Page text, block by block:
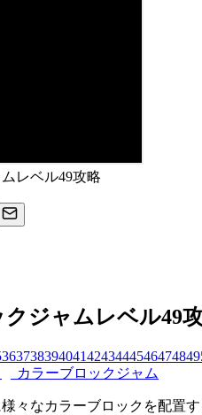
レベル49攻略
ジャムレベル49
3637383940414243444546474849
カラーブロックジャム
々なカラーブロックを配置